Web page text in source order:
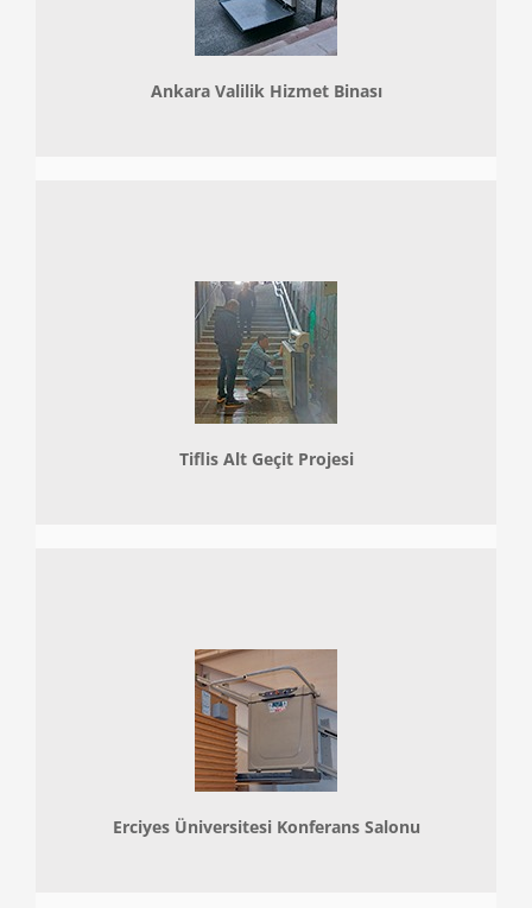
Ankara Valilik Hizmet Binası
Tiflis Alt Geçit Projesi
Erciyes Üniversitesi Konferans Salonu